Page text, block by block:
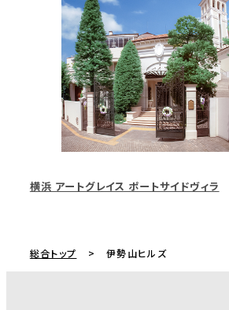
横浜 アートグレイス ポートサイドヴィラ
総合トップ 伊勢山ヒルズ